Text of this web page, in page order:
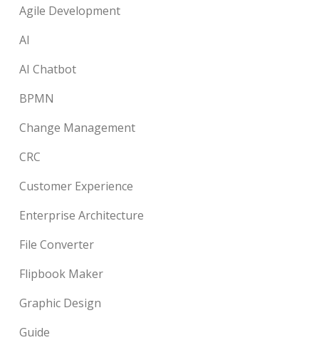
Agile Development
AI
AI Chatbot
BPMN
Change Management
CRC
Customer Experience
Enterprise Architecture
File Converter
Flipbook Maker
Graphic Design
Guide